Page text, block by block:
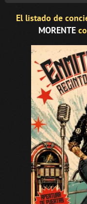
El listado de
MORENTE